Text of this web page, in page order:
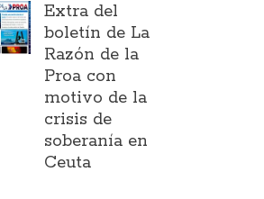
Extra del
boletín de La
Razón de la
Proa con
motivo de la
crisis de
soberanía en
Ceuta